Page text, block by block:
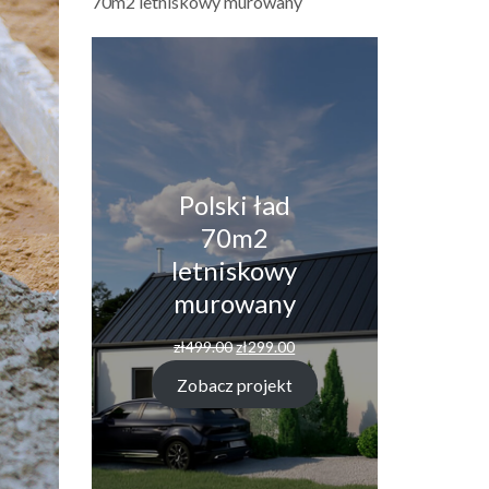
Polski ład
70m2
letniskowy
murowany
zł499.00Pierwotna
cena
wynosiła:
zł499.00.
zł299.00Aktualna
cena
wynosi:
zł299.00.
Zobacz projekt